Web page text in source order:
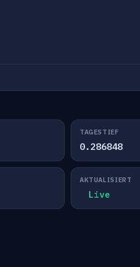
TAGESTIEF
0.286848
AKTUALISIERT
Live